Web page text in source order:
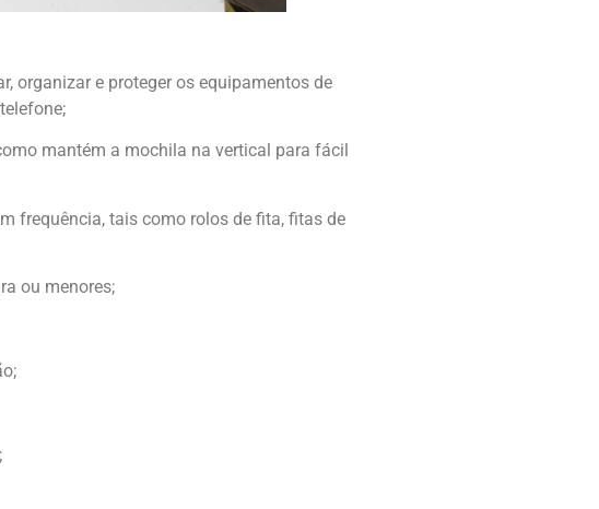
organizar e proteger os equipamentos de
mantém a mochila na vertical para fácil
frequência, tais como rolos de fita, fitas de
ou menores;